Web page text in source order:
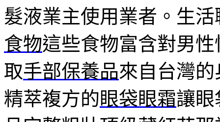
髮液業主使用業者。生
食物這些食物富含對男
取手部保養品來自台灣
精萃複方的眼袋眼霜讓眼